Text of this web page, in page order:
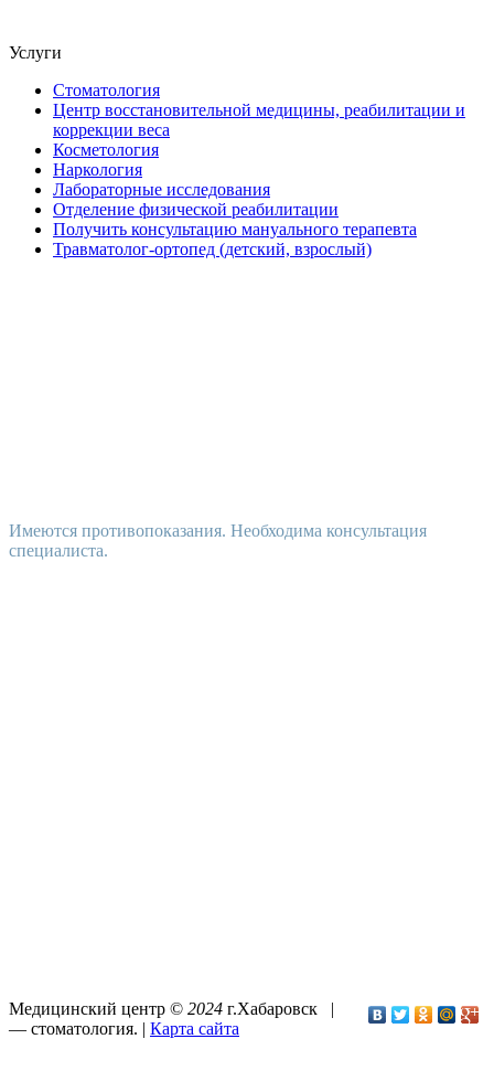
Услуги
Стоматология
Центр восстановительной медицины, реабилитации и
коррекции веса
Косметология
Наркология
Лабораторные исследования
Отделение физической реабилитации
Получить консультацию мануального терапевта
Травматолог-ортопед (детский, взрослый)
Имеются противопоказания. Необходима консультация
специалиста.
Медицинский центр © 2024 г.Хабаровск |
— стоматология. | Карта сайта